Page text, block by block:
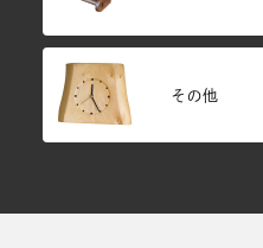
その他